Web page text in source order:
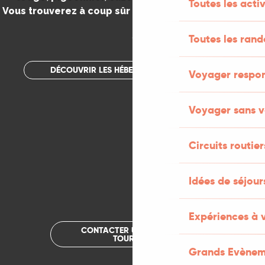
Toutes les
Toutes les
Voyager
Voyager sans
Circuits
Idées de
Expériences à
Grands
Vous trouverez à coup sûr votre bonheur dans le Lot.
.
DÉCOUVRIR LES HÉBERGEMENTS INSOLITES
CONTACTER UN OFFICE DE
TOURISME